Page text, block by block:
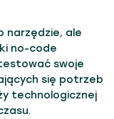
narzędzie, ale
no-code
swoje
się potrzeb
technologicznej